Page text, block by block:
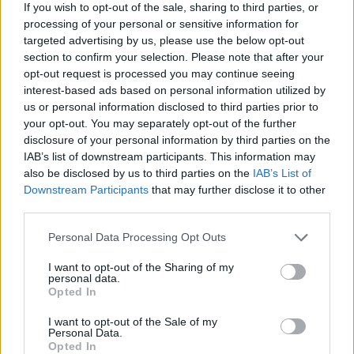
If you wish to opt-out of the sale, sharing to third parties, or
processing of your personal or sensitive information for
targeted advertising by us, please use the below opt-out
section to confirm your selection. Please note that after your
opt-out request is processed you may continue seeing
interest-based ads based on personal information utilized by
us or personal information disclosed to third parties prior to
your opt-out. You may separately opt-out of the further
disclosure of your personal information by third parties on the
IAB’s list of downstream participants. This information may
also be disclosed by us to third parties on the IAB’s List of
Downstream Participants that may further disclose it to other
Personal Data Processing Opt Outs
I want to opt-out of the Sharing of my
personal data.
Opted In
I want to opt-out of the Sale of my
Personal Data.
Opted In
PORTALEGRE
03/09/2025 08H00 – 11H00 Avenida de Badajoz –
Portalegre
12/09/2025 16H00 -19H00 Avenida Francisco Fino –
Zona Industrial – Portalegre
22/09/2025 16H00 -19H00 Avenida Extremadura
Espanhola – Portalegre
AVEIRO
09/09/2025 08h00-12h00 Avenida da Europa – Junto à
16/09/2025 14h00-18h00 Avenida da Europa – Junto à
Corvauto